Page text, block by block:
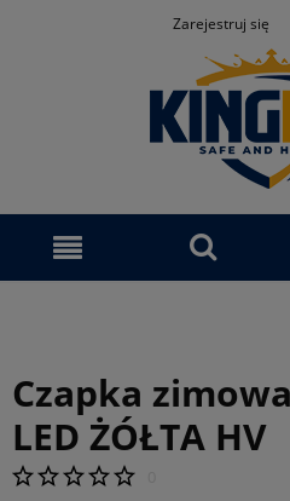
Zarejestruj się
Czapka
LED ŻÓŁTA HV